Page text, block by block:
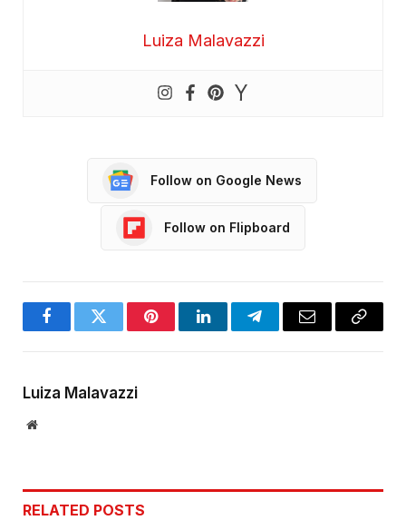
Luiza Malavazzi
Follow on Google News
Follow on Flipboard
FacebookTwitter PinterestLinkedInTelegramEmail
Copy
Luiza Malavazzi
Website
RELATED POSTS